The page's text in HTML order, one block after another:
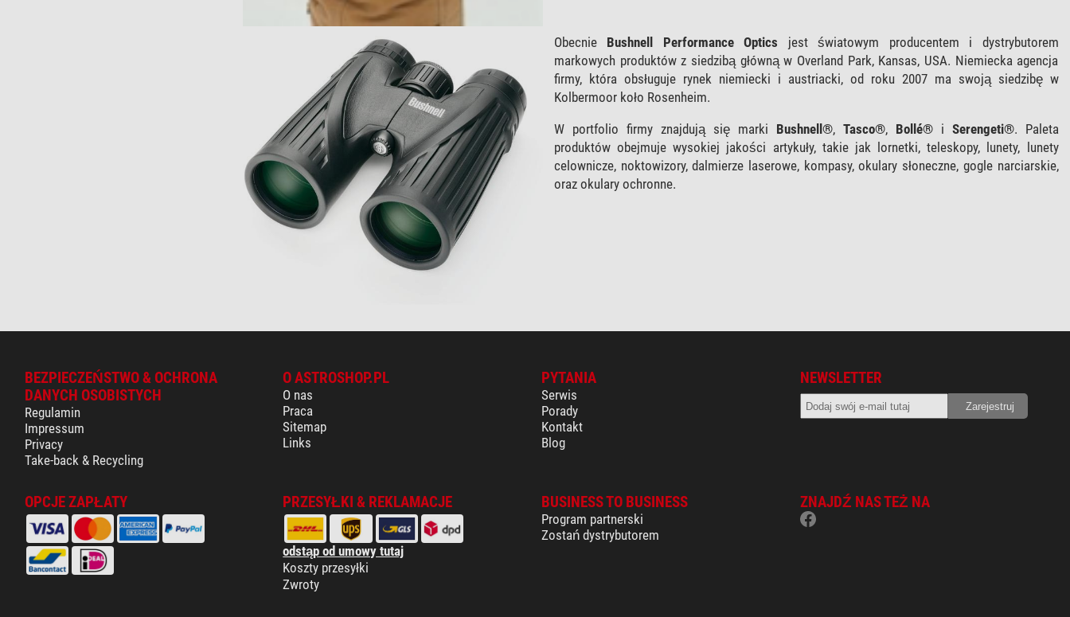
Obecnie Bushnell Performance Optics jest światowym producentem i dystrybutorem
markowych produktów z siedzibą główną w Overland Park, Kansas, USA. Niemiecka agencja
firmy, która obsługuje rynek niemiecki i austriacki, od roku 2007 ma swoją siedzibę w
Kolbermoor koło Rosenheim.
W portfolio firmy znajdują się marki Bushnell®, Tasco®, Bollé®i Serengeti®. Paleta
produktów obejmuje wysokiej jakości artykuły, takie jak lornetki, teleskopy, lunety, lunety
celownicze, noktowizory, dalmierze laserowe, kompasy, okulary słoneczne, gogle narciarskie,
oraz okulary ochronne.
BEZPIECZEŃSTWO & OCHRONA
DANYCH OSOBISTYCH
Regulamin
Impressum
Privacy
Take-back & Recycling
O ASTROSHOP.PL
O nas
Praca
Sitemap
Links
PYTANIA
Serwis
Porady
Kontakt
Blog
NEWSLETTER
OPCJE ZAPŁATY PRZESYŁKI & REKLAMACJE
odstąp od umowy tutaj
Koszty przesyłki
Zwroty
BUSINESS TO BUSINESS
Program partnerski
Zostań dystrybutorem
ZNAJDŹ NAS TEŻ NA